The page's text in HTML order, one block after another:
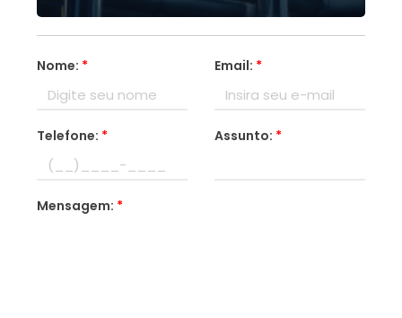
Nome: * Email: *
Telefone: * Assunto: *
Mensagem: *